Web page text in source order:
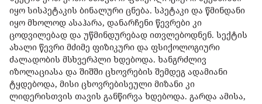
იყო სისპეტაკის ბინალური ცნება. სპეტაკი და წმინდანი
იყო მხოლოდ ასაჰარა, დანარჩენი წევრები კი
ცოდვილებად და უწმინდურებად ითვლებოდნენ. სექტის
ახალი წევრი მძიმე ფიზიკური და ფსიქოლოგიური
ძალადობის მსხვერპლი ხდებოდა. ხანგრძლივ
იზოლაციასა და შიშში ცხოვრების შემდეგ ადამიანი
ტყდებოდა, მისი ცხოვრებისეული მიზანი კი
ლიდერისთვის თავის განწირვა ხდებოდა. გარდა ამისა,